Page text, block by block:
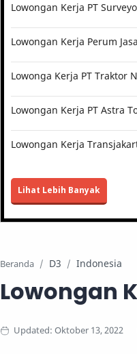
Lowongan Kerja PT
Lowongan Kerja Perum
Lowonga Kerja PT Traktor
Lowongan Kerja PT Astra
Lowongan Kerja
Lihat Lebih Banyak
Beranda D3 Indonesia
Lowongan